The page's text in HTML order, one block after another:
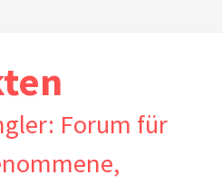
Forum für